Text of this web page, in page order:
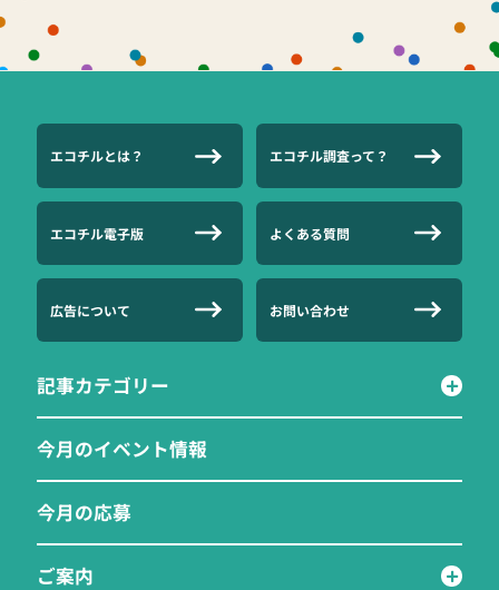
エコチルとは？ エコチル調査って？
エコチル電子版 よくある質問
広告について お問い合わせ
記事カテゴリー
今月のイベント情報
今月の応募
ご案内